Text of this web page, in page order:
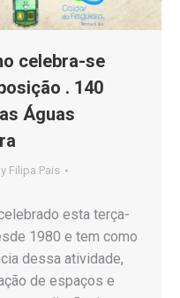
celebra-se
. 140
Águas
Filipa Pais
esta terça-
1980 e tem como
dessa atividade,
de espaços e